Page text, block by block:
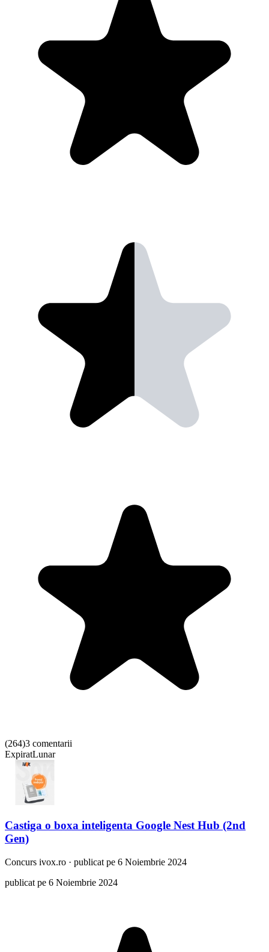
(264)3 comentarii
ExpiratLunar
Castiga o boxa inteligenta Google Nest Hub (2nd
Gen)
Concurs ivox.ro · publicat pe 6 Noiembrie 2024
publicat pe 6 Noiembrie 2024